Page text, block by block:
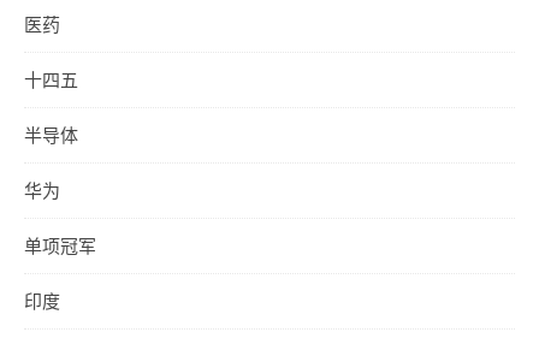
医药
十四五
半导体
华为
单项冠军
印度